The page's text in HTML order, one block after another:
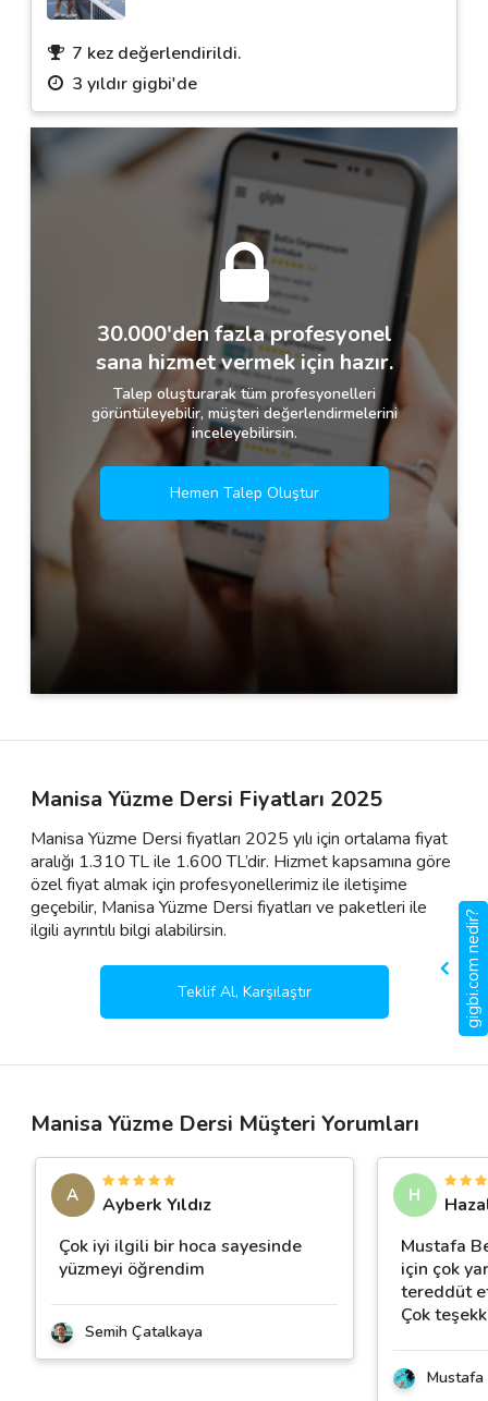
7 kez değerlendirildi.
3 yıldır gigbi'de
30.000'den fazla profesyonel
sana hizmet vermek için hazır.
Talep oluşturarak tüm profesyonelleri
görüntüleyebilir, müşteri değerlendirmelerini
inceleyebilirsin.
Hemen Talep Oluştur
Manisa Yüzme Dersi Fiyatları 2025
Manisa Yüzme Dersi fiyatları 2025 yılı için ortalama fiyat
aralığı 1.310 TL ile 1.600 TL’dir. Hizmet kapsamına göre
özel fiyat almak için profesyonellerimiz ile iletişime
geçebilir, Manisa Yüzme Dersi fiyatları ve paketleri ile
ilgili ayrıntılı bilgi alabilirsin.
Teklif Al, Karşılaştır
Manisa Yüzme Dersi Müşteri Yorumları
A
Ayberk Yıldız
Çok iyi ilgili bir hoca sayesinde
yüzmeyi öğrendim
Semih Çatalkaya
H
Mustafa
için çok
tereddüt
Çok
Mustafa
gigbi.com nedir?